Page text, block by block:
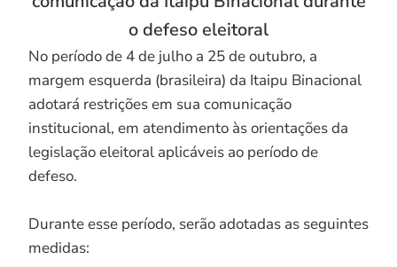
o defeso eleitoral
No período de 4 de julho a 25 de outubro, a
margem esquerda (brasileira) da Itaipu Binacional
adotará restrições em sua comunicação
institucional, em atendimento às orientações da
legislação eleitoral aplicáveis ao período de
defeso.
Durante esse período, serão adotadas as seguintes
medidas: